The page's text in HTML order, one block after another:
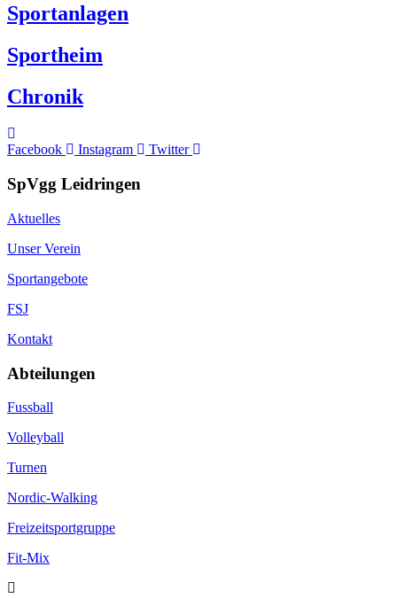
Sportanlagen
Sportheim
Chronik
Facebook Instagram Twitter
SpVgg Leidringen
Aktuelles
Unser Verein
Sportangebote
FSJ
Kontakt
Abteilungen
Fussball
Volleyball
Turnen
Nordic-Walking
Freizeitsportgruppe
Fit-Mix